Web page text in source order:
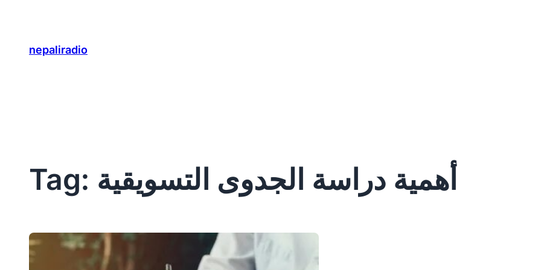
contentnepaliradio
Tag: أهمية دراسة الجدوى التسويقية